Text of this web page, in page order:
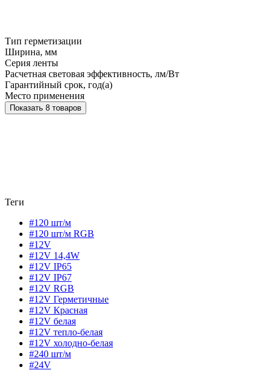
Тип герметизации
Ширина, мм
Серия ленты
Расчетная световая эффективность, лм/Вт
Гарантийный срок, год(а)
Место применения
Показать 8 товаров
Теги
#120 шт/м
#120 шт/м RGB
#12V
#12V 14,4W
#12V IP65
#12V IP67
#12V RGB
#12V Герметичные
#12V Красная
#12V белая
#12V тепло-белая
#12V холодно-белая
#240 шт/м
#24V